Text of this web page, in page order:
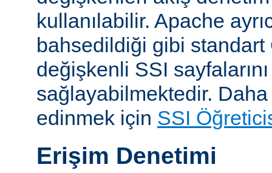
kullanılabilir. Apache
bahsedildiği gibi standart
değişkenli SSI
sağlayabilmektedir. Daha
edinmek için SSI
Erişim Denetimi